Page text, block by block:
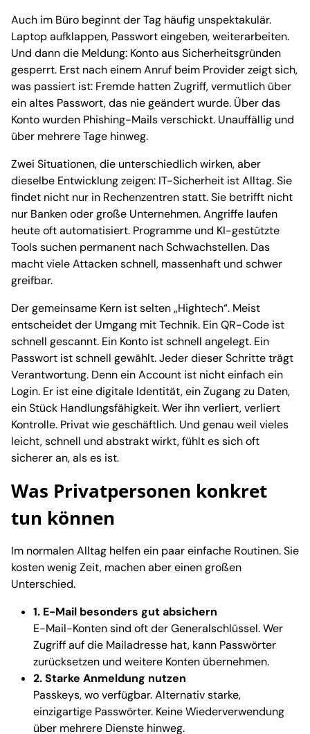
Auch im Büro beginnt der Tag häufig unspektakulär.
Laptop aufklappen, Passwort eingeben, weiterarbeiten.
Und dann die Meldung: Konto aus Sicherheitsgründen
gesperrt. Erst nach einem Anruf beim Provider zeigt sich,
was passiert ist: Fremde hatten Zugriff, vermutlich über
ein altes Passwort, das nie geändert wurde. Über das
Konto wurden Phishing-Mails verschickt. Unauffällig und
über mehrere Tage hinweg.
Zwei Situationen, die unterschiedlich wirken, aber
dieselbe Entwicklung zeigen: IT-Sicherheit ist Alltag. Sie
findet nicht nur in Rechenzentren statt. Sie betrifft nicht
nur Banken oder große Unternehmen. Angriffe laufen
heute oft automatisiert. Programme und KI-gestützte
Tools suchen permanent nach Schwachstellen. Das
macht viele Attacken schnell, massenhaft und schwer
greifbar.
Der gemeinsame Kern ist selten „Hightech“. Meist
entscheidet der Umgang mit Technik. Ein QR-Code ist
schnell gescannt. Ein Konto ist schnell angelegt. Ein
Passwort ist schnell gewählt. Jeder dieser Schritte trägt
Verantwortung. Denn ein Account ist nicht einfach ein
Login. Er ist eine digitale Identität, ein Zugang zu Daten,
ein Stück Handlungsfähigkeit. Wer ihn verliert, verliert
Kontrolle. Privat wie geschäftlich. Und genau weil vieles
leicht, schnell und abstrakt wirkt, fühlt es sich oft
sicherer an, als es ist.
Was Privatpersonen konkret
tun können
Im normalen Alltag helfen ein paar einfache Routinen. Sie
kosten wenig Zeit, machen aber einen großen
Unterschied.
1. E-Mail besonders gut absichern
E-Mail-Konten sind oft der Generalschlüssel. Wer
Zugriff auf die Mailadresse hat, kann Passwörter
zurücksetzen und weitere Konten übernehmen.
2. Starke Anmeldung nutzen
Passkeys, wo verfügbar. Alternativ starke,
einzigartige Passwörter. Keine Wiederverwendung
über mehrere Dienste hinweg.